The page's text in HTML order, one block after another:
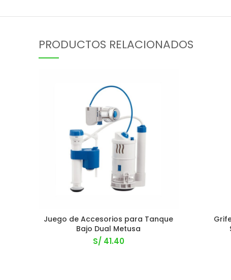
PRODUCTOS RELACIONADOS
Juego de Accesorios para Tanque
Bajo Dual Metusa
S/41.40